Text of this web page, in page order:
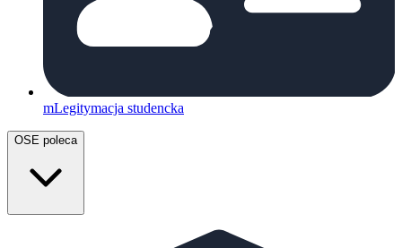
mLegitymacja studencka
OSE poleca